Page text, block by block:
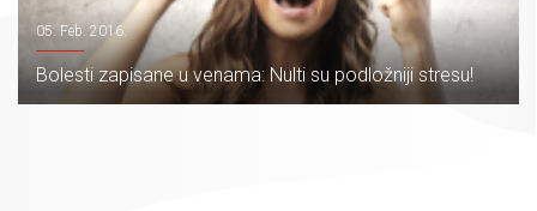
05. Feb. 2016.
Bolesti zapisane u venama: Nulti su podložniji stresu!